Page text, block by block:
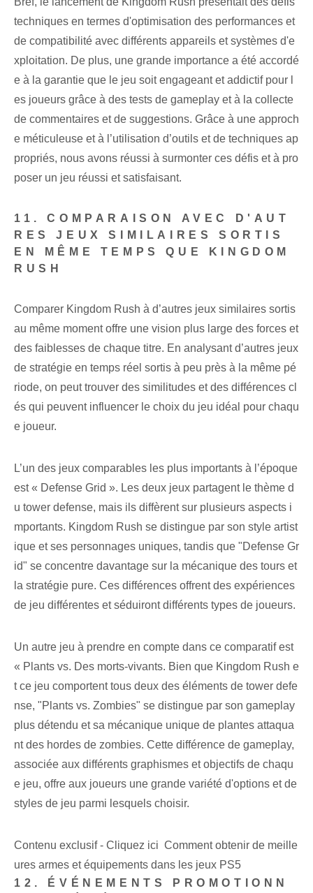
techniques en termes d'optimisation des performances et
de compatibilité avec différents appareils et systèmes d'e
xploitation. De plus, une grande importance a été accordé
e à la garantie que le jeu soit engageant et addictif pour l
es joueurs grâce à des tests de gameplay et à la collecte
de commentaires et de suggestions. Grâce à une approch
e méticuleuse et à l’utilisation d’outils et de techniques ap
propriés, nous avons réussi à surmonter ces défis et à pro
poser un jeu réussi et satisfaisant.
11. COMPARAISON AVEC D'AUT
RES JEUX SIMILAIRES SORTIS
EN MÊME TEMPS QUE KINGDOM
RUSH
Comparer Kingdom Rush à d’autres jeux similaires sortis
au même moment offre une vision plus large des forces et
des faiblesses de chaque titre. En analysant d’autres jeux
de stratégie en temps réel sortis à peu près à la même pé
riode, on peut trouver des similitudes et des différences cl
és qui peuvent influencer le choix du jeu idéal pour chaqu
e joueur.
L’un des jeux comparables les plus importants à l’époque
est « Defense Grid ». Les deux jeux partagent le thème d
u tower defense, mais ils diffèrent sur plusieurs aspects i
mportants. Kingdom Rush se distingue par son style artist
ique et ses personnages uniques, tandis que "Defense Gr
id" se concentre davantage sur la mécanique des tours et
la stratégie pure. Ces différences offrent des expériences
de jeu différentes et séduiront différents types de joueurs.
Un autre jeu à prendre en compte dans ce comparatif est
« Plants vs. Des morts-vivants. Bien que Kingdom Rush e
t ce jeu comportent tous deux des éléments de tower defe
nse, "Plants vs. Zombies" se distingue par son gameplay
plus détendu et sa mécanique unique de plantes attaqua
nt des hordes de zombies. Cette différence de gameplay,
associée aux différents graphismes et objectifs de chaqu
e jeu, offre aux joueurs une grande variété d'options et de
styles de jeu parmi lesquels choisir.
Contenu exclusif - Cliquez ici Comment obtenir de meille
ures armes et équipements dans les jeux PS5
12. ÉVÉNEMENTS PROMOTIONN